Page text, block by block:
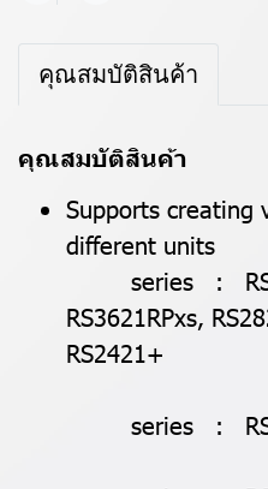
คุณสมบัติสินค้า
คุณสมบัติสินค้า
Supports creating
different units
series :
RS3621RPxs,
RS2421+
series :